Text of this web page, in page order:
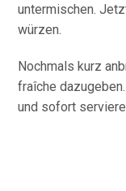
untermischen.
würzen.
Nochmals kurz
fraîche
und sofort